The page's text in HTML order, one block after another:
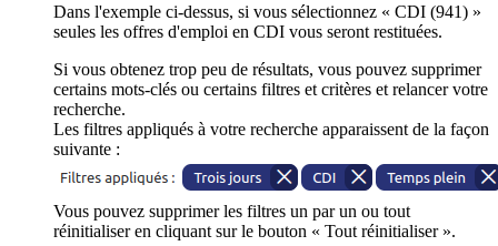
Dans l'exemple ci-dessus, si vous sélectionnez « CDI (941) »
seules les offres d'emploi en CDI vous seront restituées.
Si vous obtenez trop peu de résultats, vous pouvez supprimer
certains mots-clés ou certains filtres et critères et relancer votre
recherche.
Les filtres appliqués à votre recherche apparaissent de la façon
suivante :
Vous pouvez supprimer les filtres un par un ou tout
réinitialiser en cliquant sur le bouton « Tout réinitialiser ».